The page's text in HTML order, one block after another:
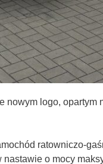
logo, opartym
ratowniczo-
o mocy